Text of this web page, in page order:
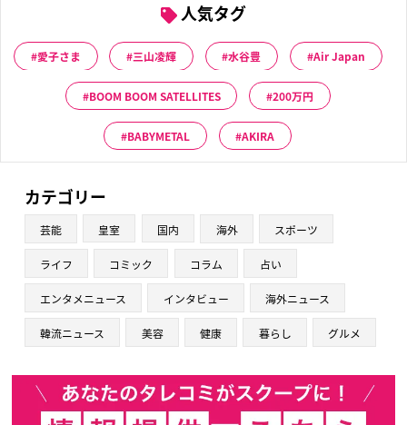
人気タグ
愛子さま 三山凌輝 水谷豊 Air Japan
BOOM BOOM SATELLITES 200万円
BABYMETAL AKIRA
カテゴリー
芸能 皇室 国内 海外 スポーツ
ライフ コミック コラム 占い
エンタメニュース インタビュー 海外ニュース
韓流ニュース 美容 健康 暮らし グルメ